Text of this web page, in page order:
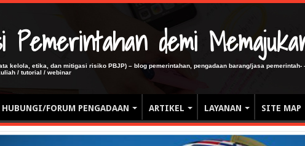
Pemerintahan demi
kelola, etika, dan mitigasi risiko PBJP) – blog pemerintahan, pengadaan barang/jasa
/ tutorial / webinar
HUBUNGI/FORUM PENGADAAN ARTIKEL LAYANAN SITE MAP